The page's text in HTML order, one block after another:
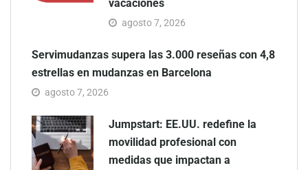
vacaciones
agosto 7, 2026
Servimudanzas supera las 3.000 reseñas con 4,8
estrellas en mudanzas en Barcelona
agosto 7, 2026
Jumpstart: EE.UU. redefine la
movilidad profesional con
medidas que impactan a